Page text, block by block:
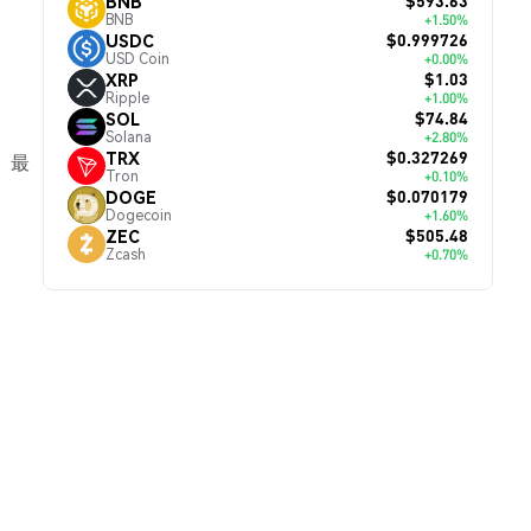
最
BNB +1.50%
USDC
USD Coin
$0.999726
+0.00%
XRP
Ripple
$1.03
+1.00%
SOL
Solana
$74.84
+2.80%
TRX
Tron
$0.327269
+0.10%
DOGE
Dogecoin
$0.070179
+1.60%
ZEC
Zcash
$505.48
+0.70%